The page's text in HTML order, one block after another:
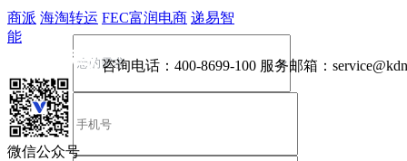
商派 海淘转运 FEC富润电商 递易智
能
咨询电话： 400-8699-100 服务邮箱：
微信公众号